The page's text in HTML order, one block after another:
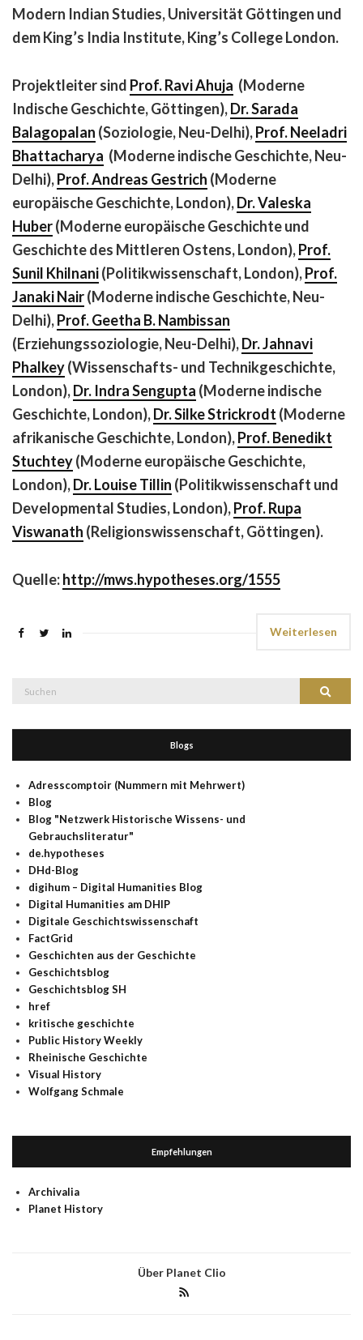
Modern Indian Studies, Universität Göttingen und
dem King’s India Institute, King’s College London.
Projektleiter sind Prof. Ravi Ahuja (Moderne
Indische Geschichte, Göttingen),Dr. Sarada
Balagopalan (Soziologie, Neu-Delhi),Prof. Neeladri
Bhattacharya (Moderne indische Geschichte, Neu-
Delhi),Prof. Andreas Gestrich (Moderne
europäische Geschichte, London),Dr. Valeska
Huber(Moderne europäische Geschichte und
Geschichte des Mittleren Ostens, London),Prof.
Sunil Khilnani(Politikwissenschaft, London),Prof.
Janaki Nair(Moderne indische Geschichte, Neu-
Delhi),Prof. Geetha B. Nambissan
(Erziehungssoziologie, Neu-Delhi),Dr. Jahnavi
Phalkey(Wissenschafts- und Technikgeschichte,
London),Dr. Indra Sengupta (Moderne indische
Geschichte, London),Dr. Silke Strickrodt (Moderne
afrikanische Geschichte, London),Prof. Benedikt
Stuchtey(Moderne europäische Geschichte,
London),Dr. Louise Tillin (Politikwissenschaft und
Developmental Studies, London),Prof. Rupa
Viswanath (Religionswissenschaft, Göttingen).
Quelle:http://mws.hypotheses.org/1555
Weiterlesen
Suchen
Blogs
Adresscomptoir (Nummern mit Mehrwert)
Blog
Blog "Netzwerk Historische Wissens- und
Gebrauchsliteratur"
de.hypotheses
DHd-Blog
digihum – Digital Humanities Blog
Digital Humanities am DHIP
Digitale Geschichtswissenschaft
FactGrid
Geschichten aus der Geschichte
Geschichtsblog
Geschichtsblog SH
href
kritische geschichte
Public History Weekly
Rheinische Geschichte
Visual History
Wolfgang Schmale
Empfehlungen
Archivalia
Planet History
Über Planet Clio